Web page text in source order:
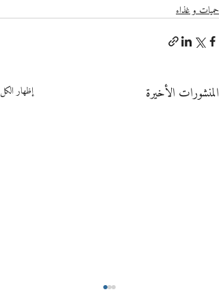
حميات و غذاء
المنشورات الأخيرة إظهار الكل